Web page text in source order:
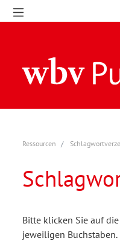
Ressourcen
Bitte klicken Sie auf
jeweiligen